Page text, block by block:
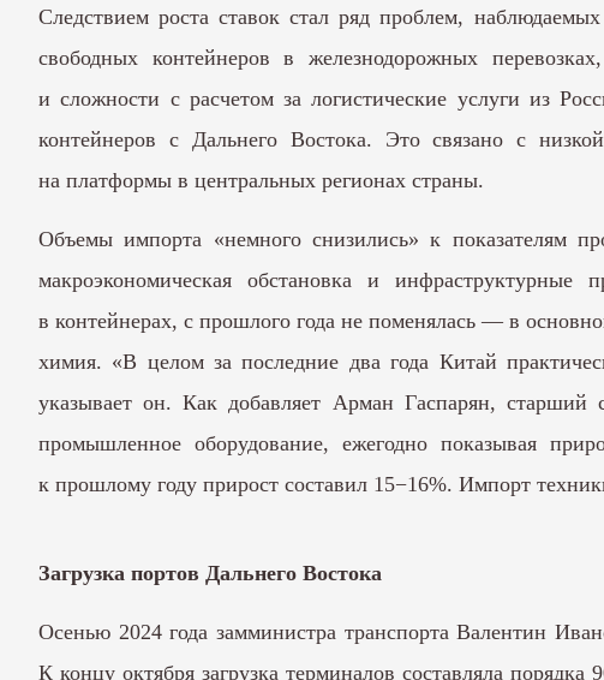
Следствием роста ставок стал ряд проблем,
свободных контейнеров в железнодорожных
и сложности с расчетом за логистические услуги из
контейнеров с Дальнего Востока. Это связано с
на платформы в центральных регионах страны.
Объемы импорта «немного снизились» к показателям
макроэкономическая обстановка и
в контейнерах, с прошлого года не поменялась — в
химия. «В целом за последние два года Китай
указывает он. Как добавляет Арман Гаспарян, старший
промышленное оборудование, ежегодно показывая
к прошлому году прирост составил 15−16%. Импорт
Загрузка портов Дальнего Востока
Осенью 2024 года замминистра транспорта Валентин
К концу октября загрузка терминалов составляла